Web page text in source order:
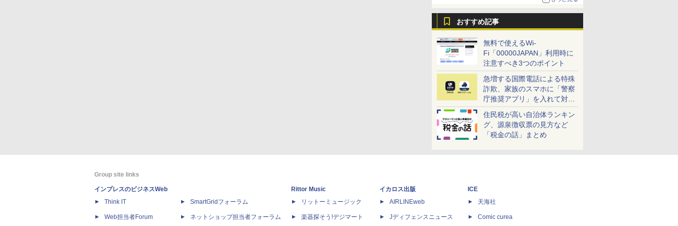
おすすめ記事
無料で使えるWi-
Fi「00000JAPAN」利用時に
注意すべき3つのポイント
急増する国際電話による特殊
詐欺、家族のスマホに「警察
庁推奨アプリ」を入れて対策
しよう！
住民税が高い自治体ランキン
グ、源泉徴収票の見方など
「税金の話」まとめ
Group site links
インプレスのビジネスWeb
Think IT
Web担当者Forum
SmartGridフォーラム
ネットショップ担当者フォーラム
Rittor Music
リットーミュージック
楽器探そう!デジマート
イカロス出版
AIRLINEweb
Jディフェンスニュース
ICE
天海社
Comic curea